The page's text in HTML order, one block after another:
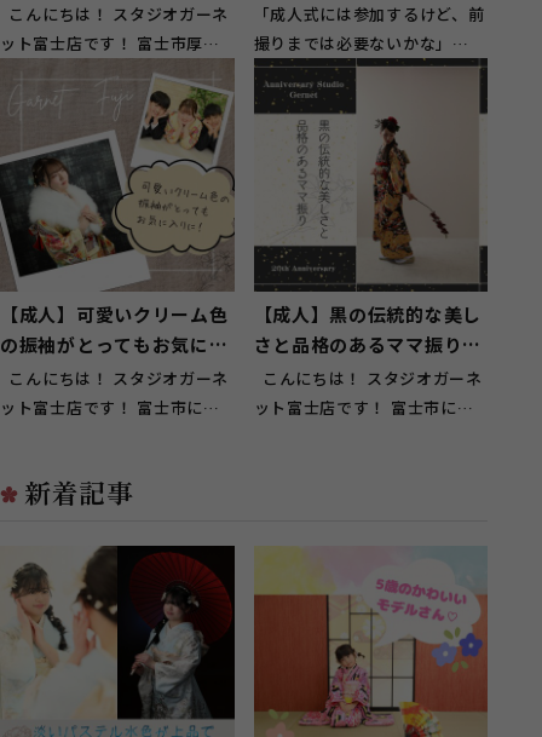
【富士市厚原】
こんにちは！ スタジオガーネ
ット富士店です！ 富士市厚原
にお住いのお客様にもご来店頂
い...
思っている方へ
「成人式には参加するけど、前
撮りまでは必要ないかな」
「アルバムを見返すこともない
し、写真にお金...
【成人】可愛いクリーム色
の振袖がとってもお気に入
りに！【富士】
こんにちは！ スタジオガーネ
ット富士店です！ 富士市にお
【成人】黒の伝統的な美し
さと品格のあるママ振りを
小物アレンジ【富士】
こんにちは！ スタジオガーネ
ット富士店です！ 富士市にお
新着記事